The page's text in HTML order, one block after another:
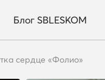
Блог SBLESKOM
сердце «Фолио»